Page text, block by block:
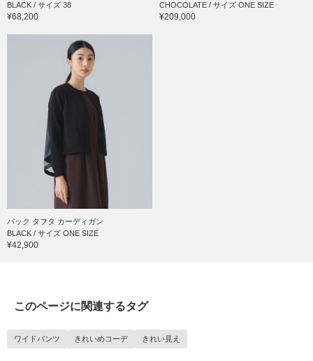
BLACK / サイズ 38
¥68,200
CHOCOLATE / サイズ ONE SIZE
¥209,000
バック タフタ カーディガン
BLACK / サイズ ONE SIZE
¥42,900
このページに関連するタグ
ワイドパンツ きれいめコーデ きれい見え